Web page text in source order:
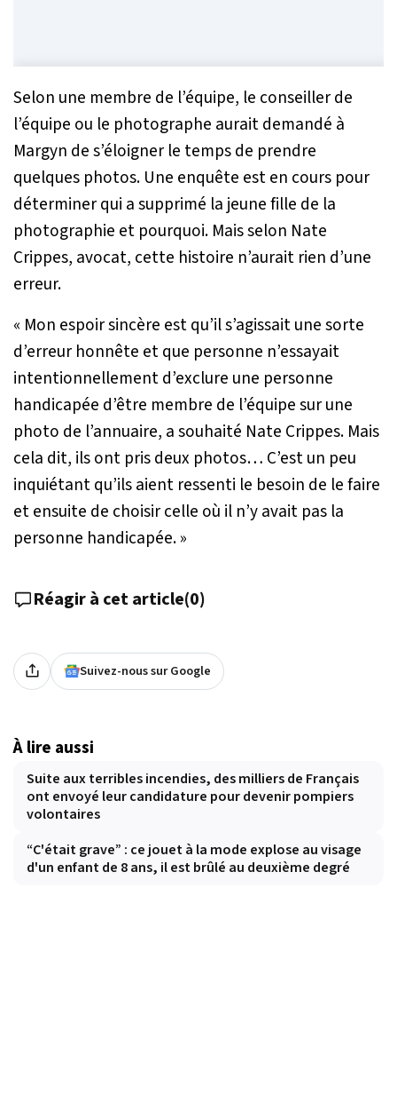
Selon une membre de l’équipe, le conseiller de
l’équipe ou le photographe aurait demandé à
Margyn de s’éloigner le temps de prendre
quelques photos. Une enquête est en cours pour
déterminer qui a supprimé la jeune fille de la
photographie et pourquoi. Mais selon Nate
Crippes, avocat, cette histoire n’aurait rien d’une
erreur.
« Mon espoir sincère est qu’il s’agissait une sorte
d’erreur honnête et que personne n’essayait
intentionnellement d’exclure une personne
handicapée d’être membre de l’équipe sur une
photo de l’annuaire, a souhaité Nate Crippes. Mais
cela dit, ils ont pris deux photos… C’est un peu
inquiétant qu’ils aient ressenti le besoin de le faire
et ensuite de choisir celle où il n’y avait pas la
personne handicapée. »
Réagir à cet article(0)
Suivez-nous sur Google
À lire aussi
Suite aux terribles incendies, des milliers de Français
ont envoyé leur candidature pour devenir pompiers
volontaires
“C'était grave” : ce jouet à la mode explose au visage
d'un enfant de 8 ans, il est brûlé au deuxième degré